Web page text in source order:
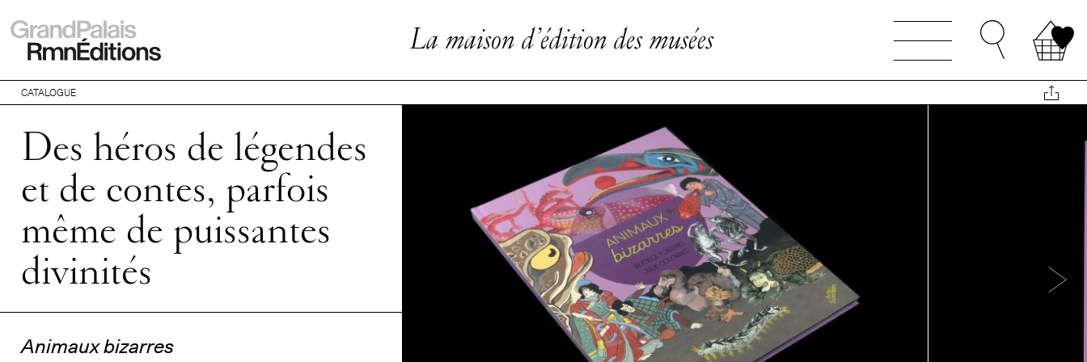
La maison d’édition des musées
CATALOGUE
Des héros de légendes
et de contes, parfois
même de puissantes
divinités
Animaux bizarres